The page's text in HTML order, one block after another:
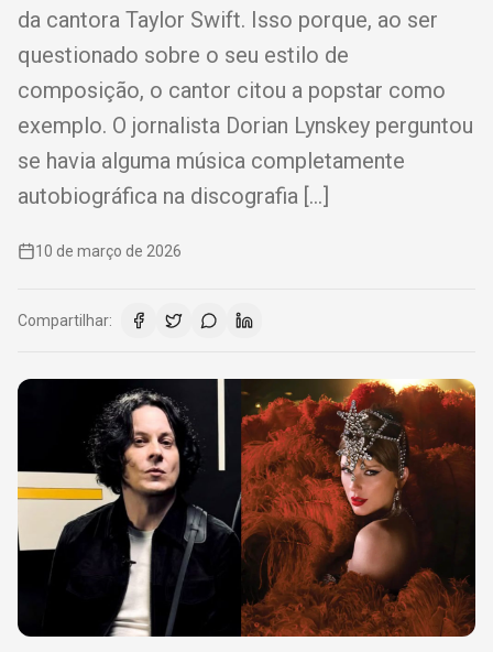
da cantora Taylor Swift. Isso porque, ao ser
questionado sobre o seu estilo de
composição, o cantor citou a popstar como
exemplo. O jornalista Dorian Lynskey perguntou
se havia alguma música completamente
autobiográfica na discografia […]
10 de março de 2026
Compartilhar: